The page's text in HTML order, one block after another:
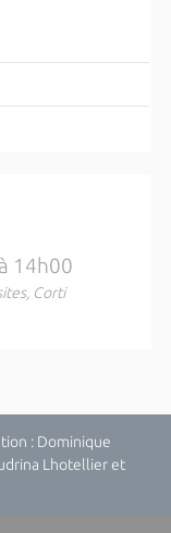
14h00
Corti
: Dominique
Lhotellier et